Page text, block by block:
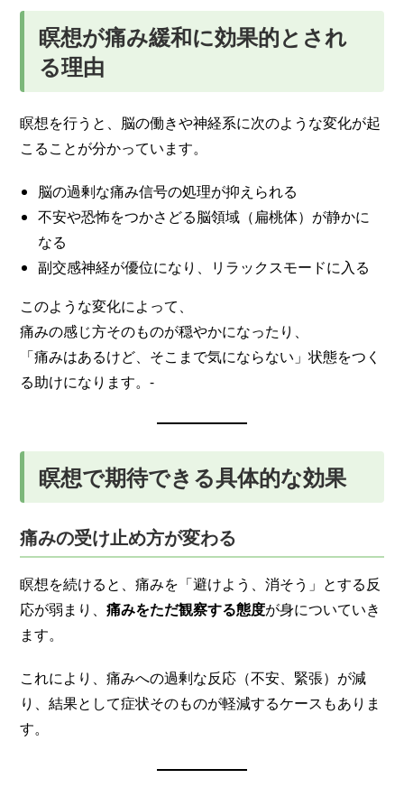
瞑想が痛み緩和に効果的とされ
る理由
瞑想を行うと、脳の働きや神経系に次のような変化が起
こることが分かっています。
脳の過剰な痛み信号の処理が抑えられる
不安や恐怖をつかさどる脳領域（扁桃体）が静かに
なる
副交感神経が優位になり、リラックスモードに入る
このような変化によって、
痛みの感じ方そのものが穏やかになったり、
「痛みはあるけど、そこまで気にならない」状態をつく
る助けになります。-
瞑想で期待できる具体的な効果
痛みの受け止め方が変わる
瞑想を続けると、痛みを「避けよう、消そう」とする反
応が弱まり、痛みをただ観察する態度が身についていき
ます。
これにより、痛みへの過剰な反応（不安、緊張）が減
り、結果として症状そのものが軽減するケースもありま
す。